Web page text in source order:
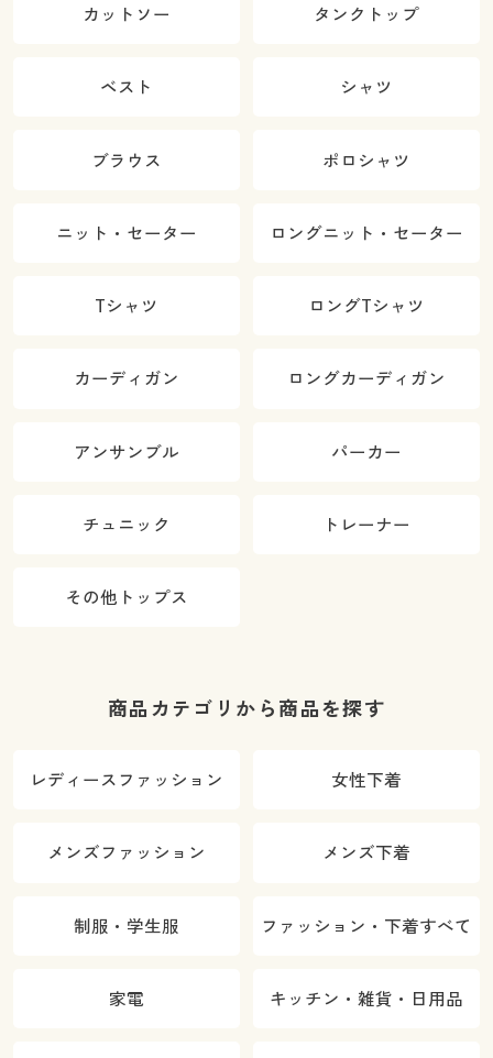
カットソー タンクトップ
ベスト シャツ
ブラウス ポロシャツ
ニット・セーター ロングニット・セーター
Tシャツ ロングTシャツ
カーディガン ロングカーディガン
アンサンブル パーカー
チュニック トレーナー
その他トップス
商品カテゴリから商品を探す
レディースファッション 女性下着
メンズファッション メンズ下着
制服・学生服 ファッション・下着すべて
家電 キッチン・雑貨・日用品